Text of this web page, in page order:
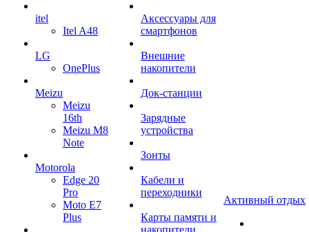
itel
Itel A48
LG
OnePlus
Meizu
Meizu
16th
Meizu M8
Note
Motorola
Edge 20
Pro
Moto E7
Plus
Аксессуары для
смартфонов
Внешние
накопители
Док-станции
Зарядные
устройства
Зонты
Кабели и
переходники
Карты памяти и
накопители
Активный отдых